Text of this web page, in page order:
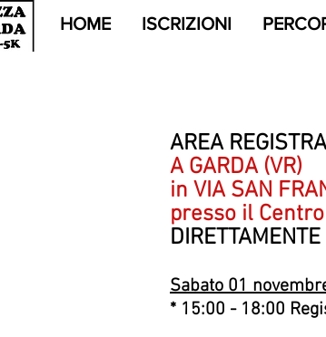
HOME ISCRIZIONI
AREA
A GARDA (VR)
in VIA SAN
presso il
Sabato 01
* 15:00 - 18:00